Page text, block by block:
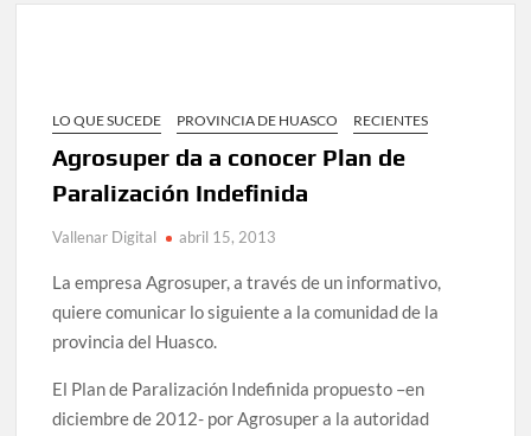
LO QUE SUCEDE PROVINCIA DE HUASCO RECIENTES
Agrosuper da a conocer Plan de
Paralización Indefinida
Vallenar Digital abril 15, 2013
La empresa Agrosuper, a través de un informativo,
quiere comunicar lo siguiente a la comunidad de la
provincia del Huasco.
El Plan de Paralización Indefinida propuesto –en
diciembre de 2012- por Agrosuper a la autoridad